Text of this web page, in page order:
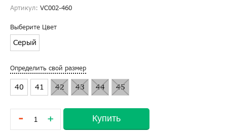
Артикул: VC002-460
Выберите Цвет
Серый
Определить свой размер
40 41 42 43 44 45
- + Купить